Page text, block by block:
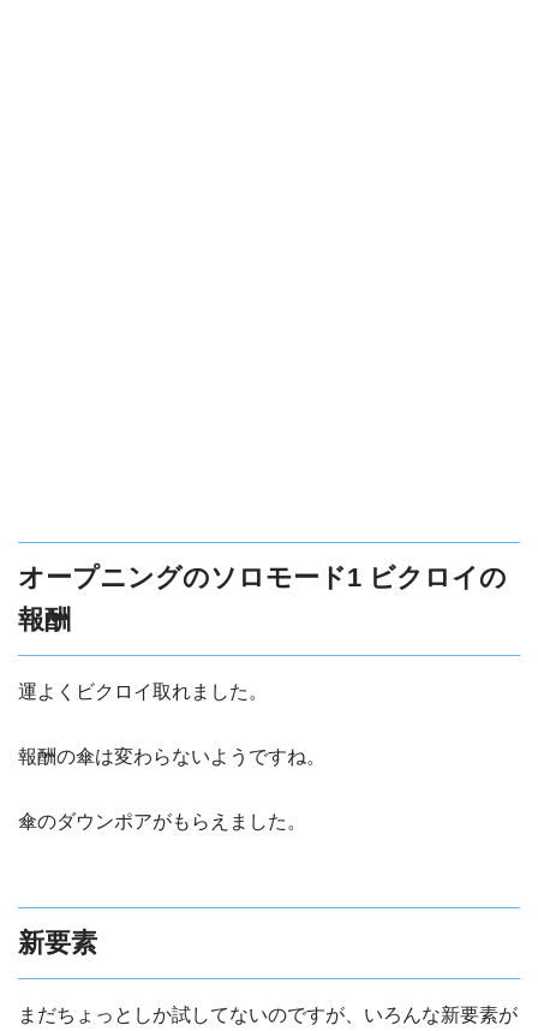
オープニングのソロモード1 ビクロイの
報酬
運よくビクロイ取れました。
報酬の傘は変わらないようですね。
傘のダウンポアがもらえました。
新要素
まだちょっとしか試してないのですが、いろんな新要素が